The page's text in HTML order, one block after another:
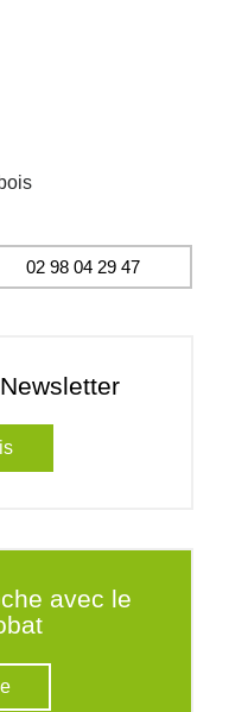
02 98 04 29 47
avec le